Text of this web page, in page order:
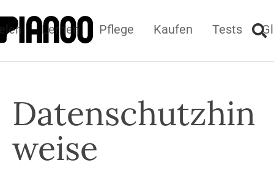
Lernen Pflege Kaufen Tests
Datenschutzhin
weise